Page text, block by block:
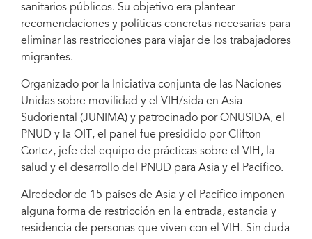
sanitarios públicos. Su objetivo era plantear
recomendaciones y políticas concretas necesarias para
eliminar las restricciones para viajar de los trabajadores
migrantes.
Organizado por la Iniciativa conjunta de las Naciones
Unidas sobre movilidad y el VIH/sida en Asia
Sudoriental (JUNIMA) y patrocinado por ONUSIDA, el
PNUD y la OIT, el panel fue presidido por Clifton
Cortez, jefe del equipo de prácticas sobre el VIH, la
salud y el desarrollo del PNUD para Asia y el Pacífico.
Alrededor de 15 países de Asia y el Pacífico imponen
alguna forma de restricción en la entrada, estancia y
residencia de personas que viven con el VIH. Sin duda